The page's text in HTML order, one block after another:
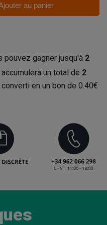
au panier
pouvez gagner jusqu'à 2
un total de 2
en un bon de 0.40€